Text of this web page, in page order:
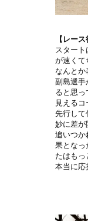
【 レース
スター
が速くて
なんとか
副島選手
ると思
見える
先行して
妙に差が
追いつか
果となっ
たはも
本当に応